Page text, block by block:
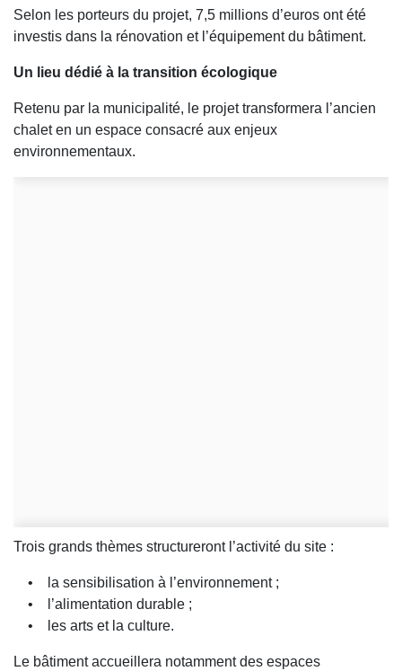
Selon les porteurs du projet, 7,5 millions d’euros ont été
investis dans la rénovation et l’équipement du bâtiment.
Un lieu dédié à la transition écologique
Retenu par la municipalité, le projet transformera l’ancien
chalet en un espace consacré aux enjeux
environnementaux.
Trois grands thèmes structureront l’activité du site :
• la sensibilisation à l’environnement ;
• l’alimentation durable ;
• les arts et la culture.
Le bâtiment accueillera notamment des espaces